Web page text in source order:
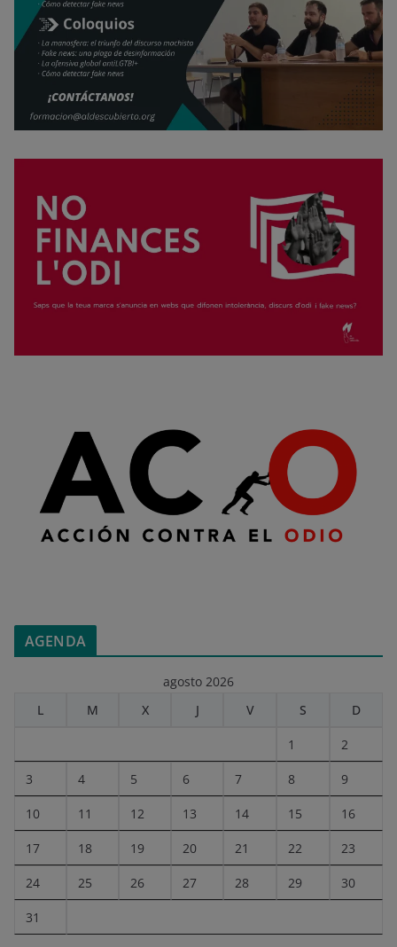
AGENDA
agosto 2026
L
M X J V S D
1 2
3 4 5 6 7 8 9
10 11 12 13 14 15 16
17 18 19 20 21 22 23
24 25 26 27 28 29 30
31